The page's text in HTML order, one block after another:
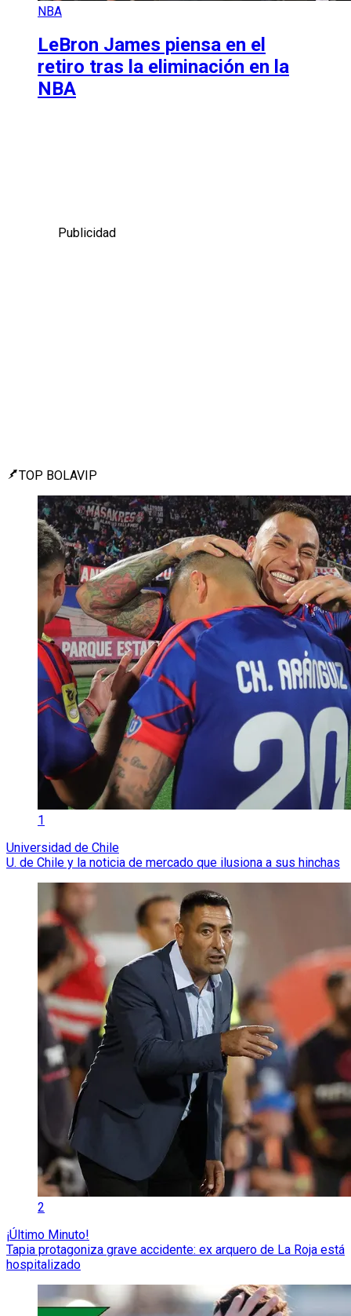
NBA
LeBron James piensa en el
retiro tras la eliminación en la
NBA
Publicidad
TOP BOLAVIP
1
Universidad de Chile
U. de Chile y la noticia de mercado que ilusiona a sus hinchas
2
¡Último Minuto!
Tapia protagoniza grave accidente: ex arquero de La Roja está
hospitalizado